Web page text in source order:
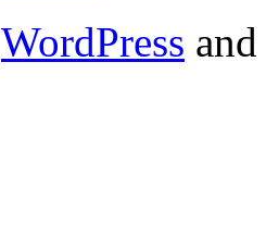
WordPress